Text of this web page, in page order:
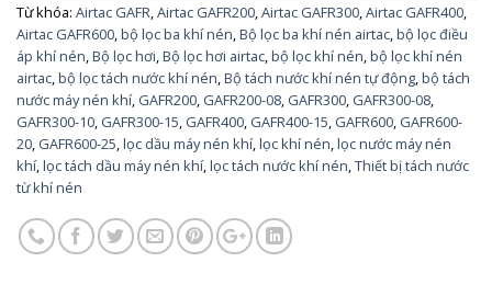
Từ khóa: Airtac GAFR,Airtac GAFR200,Airtac GAFR300,Airtac GAFR400,
Airtac GAFR600,bộ lọc ba khí nén,Bộ lọc ba khí nén airtac,bộ lọc điều
áp khí nén,Bộ lọc hơi,Bộ lọc hơi airtac,bộ lọc khí nén,bộ lọc khí nén
airtac,bộ lọc tách nước khí nén,Bộ tách nước khí nén tự động,bộ tách
nước máy nén khí, GAFR200, GAFR200-08, GAFR300, GAFR300-08,
GAFR300-10, GAFR300-15, GAFR400, GAFR400-15, GAFR600, GAFR600-
20, GAFR600-25,lọc dầu máy nén khí,lọc khí nén,lọc nước máy nén
khí,lọc tách dầu máy nén khí,lọc tách nước khí nén,Thiết bị tách nước
từ khí nén